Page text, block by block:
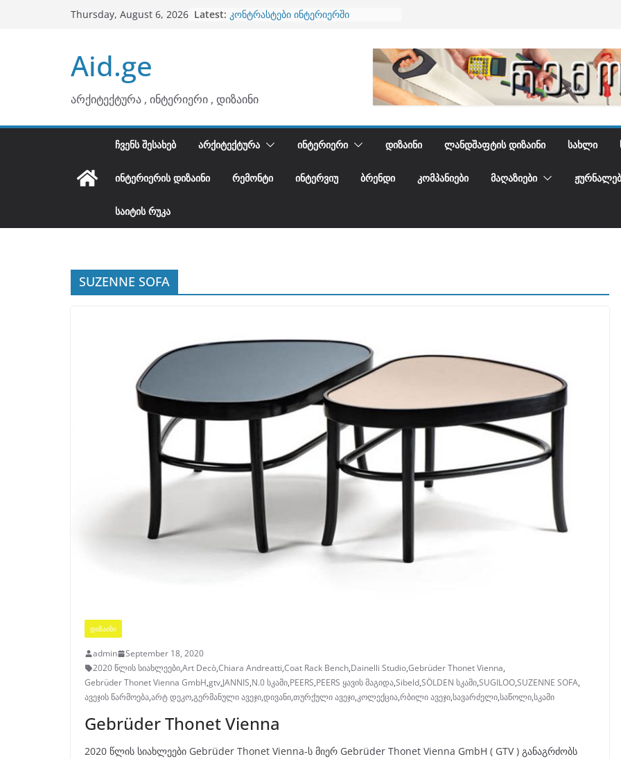
Thursday, August 6, 2026 Latest: კონტრასტები ინტერიერში
Aid.ge
არქიტექტურა , ინტერიერი , დიზაინი
ᲩᲕᲔᲜᲡ ᲨᲔᲡᲐᲮᲔᲑ ᲐᲠᲥᲘᲢᲔᲥᲢᲣᲠᲐ ᲘᲜᲢᲔᲠᲘᲔᲠᲘ ᲓᲘᲖᲐᲘᲜᲘ ᲚᲐᲜᲓᲨᲐᲤᲢᲘᲡ ᲓᲘᲖᲐᲘᲜᲘ ᲡᲐᲮᲚᲘ
ᲘᲜᲢᲔᲠᲘᲔᲠᲘᲡ ᲓᲘᲖᲐᲘᲜᲘ ᲠᲔᲛᲝᲜᲢᲘ ᲘᲜᲢᲔᲠᲕᲘᲣ ᲑᲠᲔᲜᲓᲘ ᲙᲝᲛᲞᲐᲜᲘᲔᲑᲘ ᲛᲐᲦᲐᲖᲘᲔᲑᲘ
ᲡᲐᲘᲢᲘᲡ ᲠᲣᲙᲐ
SUZENNE SOFA
ᲓᲘᲖᲐᲘᲜᲘ
admin
September 18, 2020
2020 წლის სიახლეები,Art Decò,Chiara Andreatti,Coat Rack Bench,Dainelli Studio,Gebrüder Thonet Vienna,
Gebrüder Thonet Vienna GmbH,gtv,JANNIS,N.0 სკამი,PEERS,PEERS ყავის მაგიდა,Sibeld,SÖLDEN სკამი,SUGILOO,SUZENNE SOFA,
ავეჯის წარმოება,არტ დეკო,გერმანული ავეჯი,დივანი,თურქული ავეჯი,კოლექცია,რბილი ავეჯი,სავარძელი,საწოლი,სკამი
Gebrüder Thonet Vienna
2020 წლის სიახლეები Gebrüder Thonet Vienna-ს მიერ Gebrüder Thonet Vienna GmbH ( GTV ) განაგრძობს